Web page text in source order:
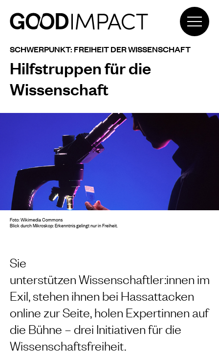
SCHWERPUNKT: FREIHEIT DER WISSENSCHAFT
Hilfstruppen für die
Wissenschaft
Sie
unterstützenWissenschaftler:innen im
Exil, stehen ihnen bei Hassattacken
online zur Seite, holen Expertinnen auf
die Bühne – drei Initiativen für die
Wissenschaftsfreiheit.
Foto: Wikimedia Commons
Blick durch Mikroskop: Erkenntnis gelingt nur in Freiheit.